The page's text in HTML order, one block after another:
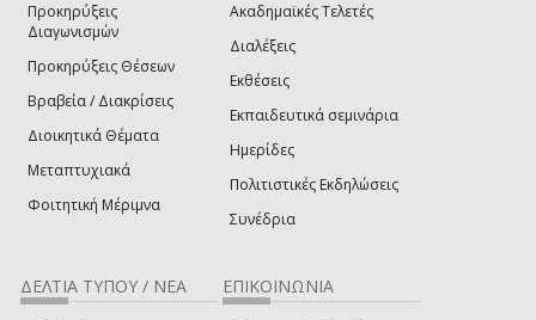
Προκηρύξεις
Διαγωνισμών
Προκηρύξεις Θέσεων
Βραβεία / Διακρίσεις
Διοικητικά Θέματα
Μεταπτυχιακά
Φοιτητική Μέριμνα
Ακαδημαϊκές Τελετές
Διαλέξεις
Εκθέσεις
Εκπαιδευτικά σεμινάρια
Ημερίδες
Πολιτιστικές Εκδηλώσεις
Συνέδρια
ΔΕΛΤΙΑ ΤΥΠΟΥ / ΝΕΑ ΕΠΙΚΟΙΝΩΝΙΑ